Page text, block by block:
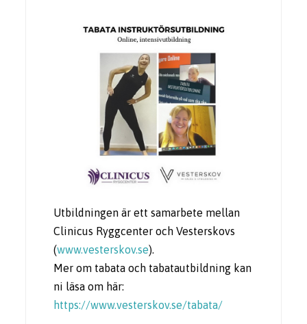
Utbildningen är ett samarbete mellan
Clinicus Ryggcenter och Vesterskovs
(www.vesterskov.se).
Mer om tabata och tabatautbildning kan
ni läsa om här:
https://www.vesterskov.se/tabata/